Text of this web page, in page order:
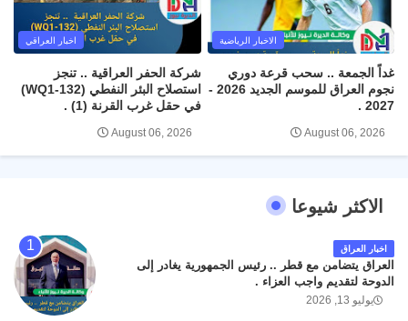
الاخبار الرياضية
غداً الجمعة .. سحب قرعة دوري
نجوم العراق للموسم الجديد 2026 -
2027 .
August 06, 2026
اخبار العراقي
شركة الحفر العراقية .. تنجز
استصلاح البئر النفطي (WQ1-132)
في حقل غرب القرنة (1) .
August 06, 2026
الاكثر شيوعا
اخبار العراق
العراق يتضامن مع قطر .. رئيس الجمهورية يغادر إلى
الدوحة لتقديم واجب العزاء .
يوليو 13, 2026